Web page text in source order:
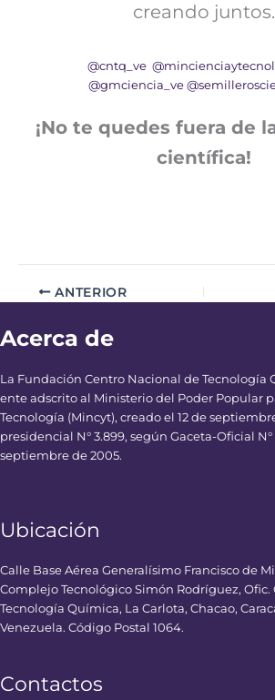
creando juntos.
@cntq_ve
@gmciencia_ve
¡No te quedes fuera de
científica!
ANTERIOR
Acerca de
La Fundación Centro Nacional de Tecnología
ente adscrito al Ministerio del Poder Popular
Tecnología (Mincyt), creado el 12 de
presidencial N° 3.899, según Gaceta-Oficial N°
septiembre de 2005.
Ubicación
Calle Base Aérea Generalísimo Francisco de
Complejo Tecnológico Simón Rodríguez,
Tecnología Química, La Carlota, Chacao,
Venezuela. Código Postal 1064.
Contactos